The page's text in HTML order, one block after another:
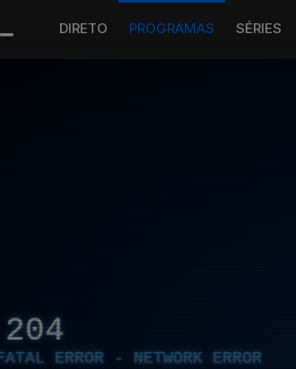
DIRETO PROGRAMAS SÉRIES
204
ERROR - NETWORK ERROR